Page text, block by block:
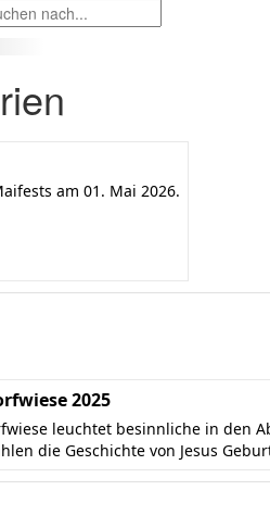
am 01. Mai 2026.
2025
leuchtet besinnliche in den
die Geschichte von Jesus